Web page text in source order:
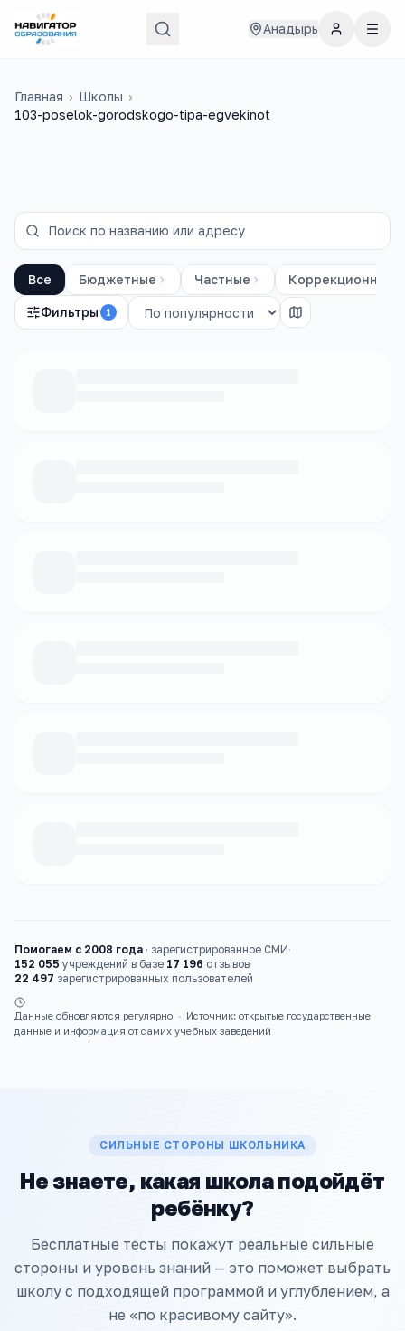
Анадырь
Главная › Школы ›
103-poselok-gorodskogo-tipa-egvekinot
Все Бюджетные Частные Коррекционные
Фильтры 1
Помогаем с 2008 года · зарегистрированное СМИ·
152 055 учреждений в базе·17 196 отзывов·
22 497 зарегистрированных пользователей
Данные обновляются регулярно ·
Источник: открытые государственные
данные и информация от самих учебных заведений
СИЛЬНЫЕ СТОРОНЫ ШКОЛЬНИКА
Не знаете, какая школа подойдёт
ребёнку?
Бесплатные тесты покажут реальные сильные
стороны и уровень знаний — это поможет выбрать
школу с подходящей программой и углублением, а
не «по красивому сайту».